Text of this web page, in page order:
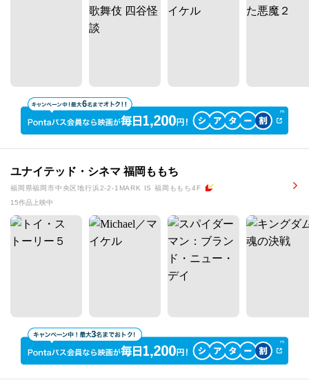
ユナイテッド・シネマ 福岡ももち
福岡県福岡市中央区地行浜2-2-1MARK IS 福岡ももち4F
15作品上映中